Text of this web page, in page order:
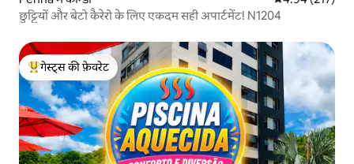
छुट्टियों और बेटो कैरेरो के लिए एकदम सही अपार्टमेंट! N1204
गेस्ट्स का टॉप फ़ेवरेट
गेस्ट्स की फ़ेवरेट